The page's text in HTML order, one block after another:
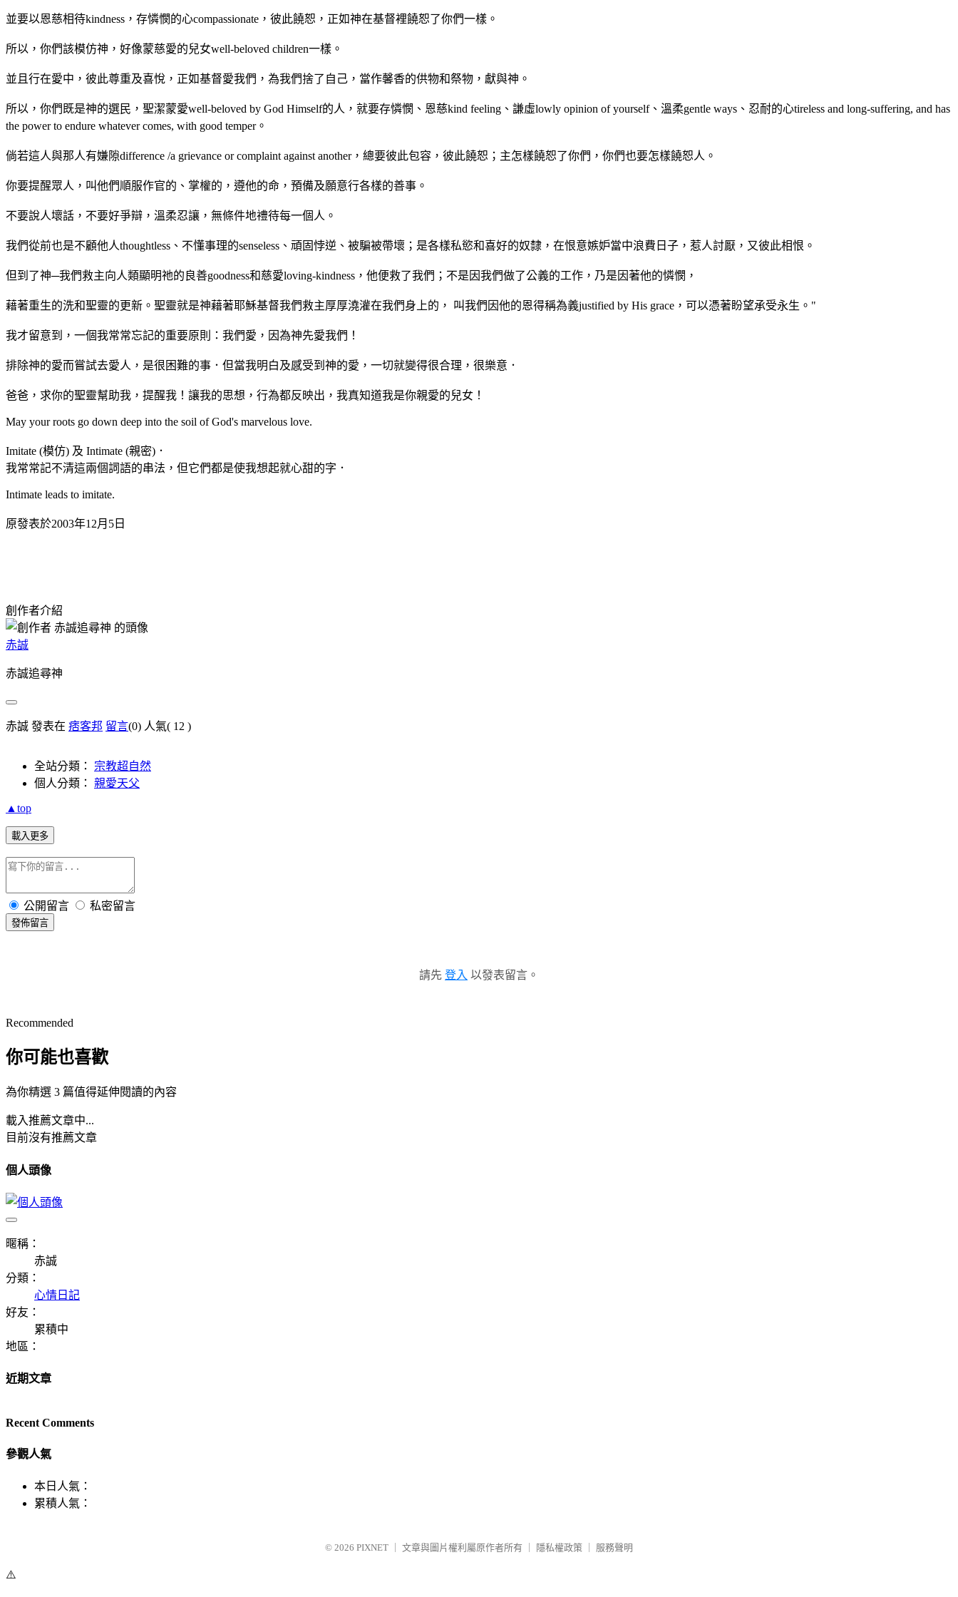
並要以恩慈相待kindness，存憐憫的心compassionate，彼此饒恕，正如神在基督裡饒恕了你們一樣。
所以，你們該模仿神，好像蒙慈愛的兒女well-beloved children一樣。
並且行在愛中，彼此尊重及喜悅，正如基督愛我們，為我們捨了自己，當作馨香的供物和祭物，獻與神。
所以，你們既是神的選民，聖潔蒙愛well-beloved by God Himself的人，就要存憐憫、恩慈kind feeling、謙虛lowly opinion of yourself、溫柔gentle ways、忍耐的心tireless and long-suffering, and has
the power to endure whatever comes, with good temper。
倘若這人與那人有嫌隙difference /a grievance or complaint against another，總要彼此包容，彼此饒恕；主怎樣饒恕了你們，你們也要怎樣饒恕人。
你要提醒眾人，叫他們順服作官的、掌權的，遵他的命，預備及願意行各樣的善事。
不要說人壞話，不要好爭辯，溫柔忍讓，無條件地禮待每一個人。
我們從前也是不顧他人thoughtless、不懂事理的senseless、頑固悖逆、被騙被帶壞；是各樣私慾和喜好的奴隸，在恨意嫉妒當中浪費日子，惹人討厭，又彼此相恨。
但到了神─我們救主向人類顯明祂的良善goodness和慈愛loving-kindness，他便救了我們；不是因我們做了公義的工作，乃是因著他的憐憫，
藉著重生的洗和聖靈的更新。聖靈就是神藉著耶穌基督我們救主厚厚澆灌在我們身上的， 叫我們因他的恩得稱為義justified by His grace，可以憑著盼望承受永生。"
我才留意到，一個我常常忘記的重要原則：我們愛，因為神先愛我們！
排除神的愛而嘗試去愛人，是很困難的事．但當我明白及感受到神的愛，一切就變得很合理，很樂意．
爸爸，求你的聖靈幫助我，提醒我！讓我的思想，行為都反映出，我真知道我是你親愛的兒女！
May your roots go down deep into the soil of God's marvelous love.
Imitate (模仿) 及 Intimate (親密)．
我常常記不清這兩個詞語的串法，但它們都是使我想起就心甜的字．
Intimate leads to imitate.
原發表於2003年12月5日
創作者介紹
赤誠
赤誠追尋神
赤誠 發表在 痞客邦 留言(0) 人氣( 12 )
全站分類： 宗教超自然
個人分類： 親愛天父
▲top
載入更多
公開留言 私密留言
發佈留言
請先 登入 以發表留言。
Recommended
你可能也喜歡
為你精選 3 篇值得延伸閱讀的內容
載入推薦文章中...
目前沒有推薦文章
個人頭像
暱稱：
赤誠
分類：
心情日記
好友：
累積中
地區：
近期文章
Recent Comments
參觀人氣
本日人氣：
累積人氣：
© 2026 PIXNET 文章與圖片權利屬原作者所有 隱私權政策 服務聲明
⚠️